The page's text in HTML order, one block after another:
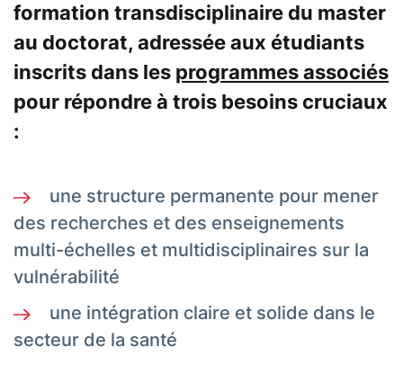
formation transdisciplinaire du master
au doctorat, adressée aux étudiants
inscrits dans les programmes associés
pour répondre à trois besoins cruciaux
:
une structure permanente pour mener
des recherches et des enseignements
multi-échelles et multidisciplinaires sur la
vulnérabilité
une intégration claire et solide dans le
secteur de la santé